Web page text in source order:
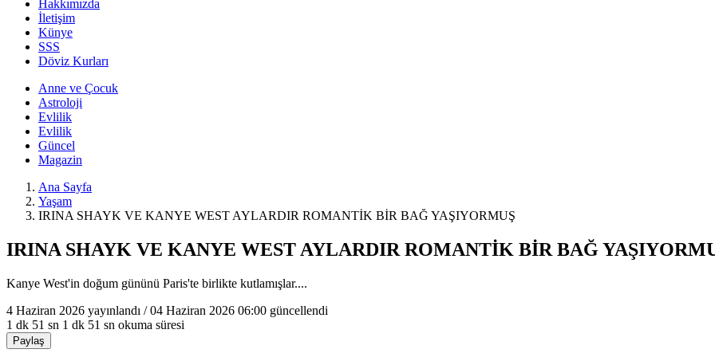
Hakkımızda
İletişim
Künye
SSS
Döviz Kurları
Anne ve Çocuk
Astroloji
Evlilik
Evlilik
Güncel
Magazin
Ana Sayfa
Yaşam
IRINA SHAYK VE KANYE WEST AYLARDIR ROMANTİK BİR BAĞ YAŞIYORMUŞ
IRINA SHAYK VE KANYE WEST AYLARDIR ROMANTİK BİR BAĞ
Kanye West'in doğum gününü Paris'te birlikte kutlamışlar....
4 Haziran 2026 yayınlandı /04 Haziran 2026 06:00 güncellendi
1 dk 51 sn 1 dk 51 sn okuma süresi
Paylaş